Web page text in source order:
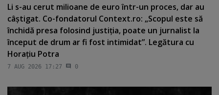
Li s-au cerut milioane de euro într-un proces, dar au
câştigat. Co-fondatorul Context.ro: „Scopul este să
închidă presa folosind justiţia, poate un jurnalist la
început de drum ar fi fost intimidat”. Legătura cu
Horaţiu Potra
7 AUG 2026 17:27 0